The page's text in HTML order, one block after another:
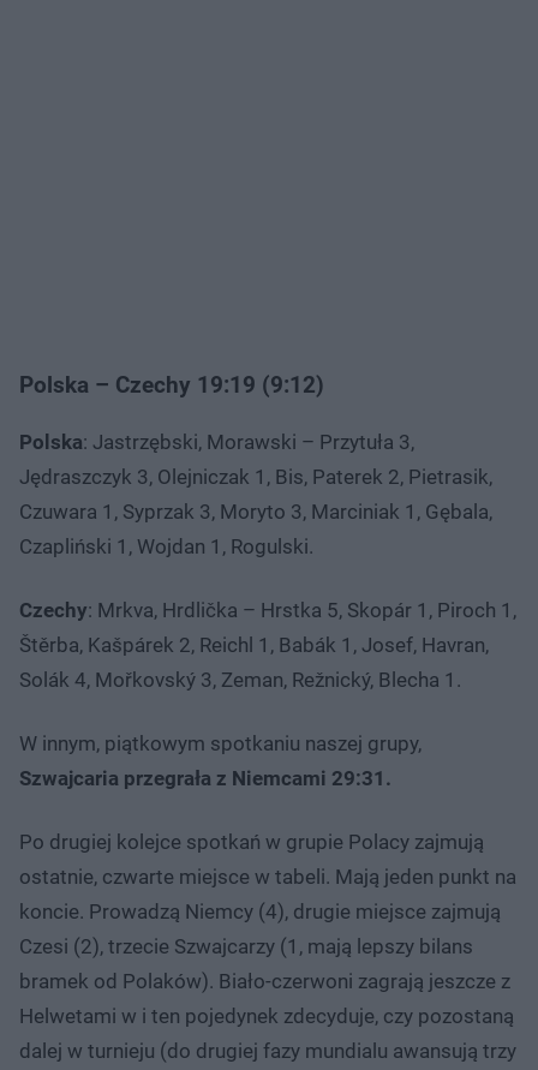
Polska – Czechy 19:19 (9:12)
Polska: Jastrzębski, Morawski – Przytuła 3,
Jędraszczyk 3, Olejniczak 1, Bis, Paterek 2, Pietrasik,
Czuwara 1, Syprzak 3, Moryto 3, Marciniak 1, Gębala,
Czapliński 1, Wojdan 1, Rogulski.
Czechy: Mrkva, Hrdlička – Hrstka 5, Skopár 1, Piroch 1,
Štěrba, Kašpárek 2, Reichl 1, Babák 1, Josef, Havran,
Solák 4, Mořkovský 3, Zeman, Režnický, Blecha 1.
W innym, piątkowym spotkaniu naszej grupy,
Szwajcaria przegrała z Niemcami 29:31.
Po drugiej kolejce spotkań w grupie Polacy zajmują
ostatnie, czwarte miejsce w tabeli. Mają jeden punkt na
koncie. Prowadzą Niemcy (4), drugie miejsce zajmują
Czesi (2), trzecie Szwajcarzy (1, mają lepszy bilans
bramek od Polaków). Biało-czerwoni zagrają jeszcze z
Helwetami w i ten pojedynek zdecyduje, czy pozostaną
dalej w turnieju (do drugiej fazy mundialu awansują trzy